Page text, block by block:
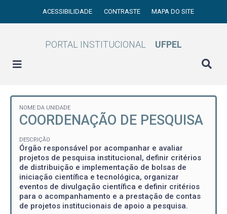
ACESSIBILIDADE CONTRASTE MAPA DO SITE
PORTAL INSTITUCIONAL UFPEL
NOME DA UNIDADE
COORDENAÇÃO DE PESQUISA
DESCRIÇÃO
Órgão responsável por acompanhar e avaliar
projetos de pesquisa institucional, definir critérios
de distribuição e implementação de bolsas de
iniciação científica e tecnológica, organizar
eventos de divulgação científica e definir critérios
para o acompanhamento e a prestação de contas
de projetos institucionais de apoio a pesquisa.